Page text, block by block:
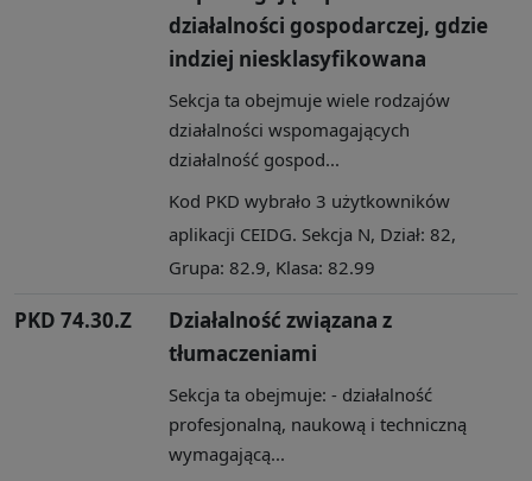
działalności gospodarczej, gdzie
indziej niesklasyfikowana
Sekcja ta obejmuje wiele rodzajów
działalności wspomagających
działalność gospod...
Kod PKD wybrało 3 użytkowników
aplikacji CEIDG. Sekcja N, Dział: 82,
Grupa: 82.9, Klasa: 82.99
PKD 74.30.Z
Działalność związana z
tłumaczeniami
Sekcja ta obejmuje: - działalność
profesjonalną, naukową i techniczną
wymagającą...